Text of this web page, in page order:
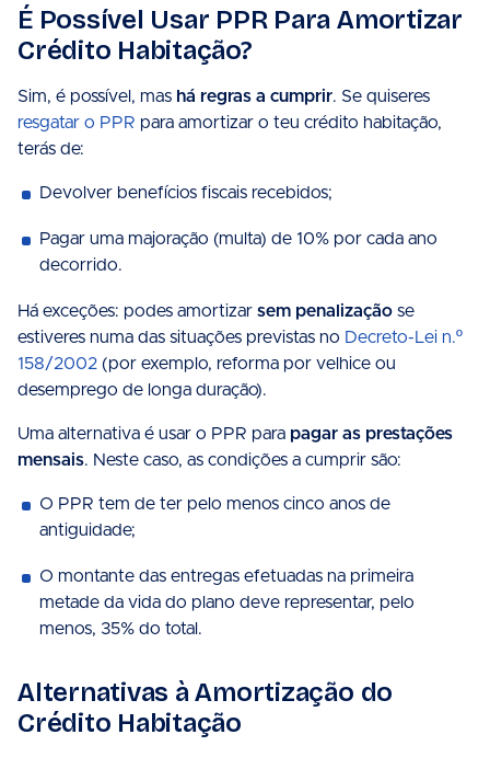
É Possível Usar PPR Para Amortizar
Crédito Habitação?
Sim, é possível, mas há regras a cumprir. Se quiseres
resgatar o PPR para amortizar o teu crédito habitação,
terás de:
Devolver benefícios fiscais recebidos;
Pagar uma majoração (multa) de 10% por cada ano
decorrido.
Há exceções: podes amortizar sem penalização se
estiveres numa das situações previstas no Decreto-Lei n.º
158/2002 (por exemplo, reforma por velhice ou
desemprego de longa duração).
Uma alternativa é usar o PPR para pagar as prestações
mensais. Neste caso, as condições a cumprir são:
O PPR tem de ter pelo menos cinco anos de
antiguidade;
O montante das entregas efetuadas na primeira
metade da vida do plano deve representar, pelo
menos, 35% do total.
Alternativas à Amortização do
Crédito Habitação